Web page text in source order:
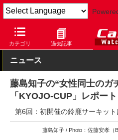
カテゴリ 過去記事
Car Watch モータースポーツ
ニュース
藤島知子の“女性同士のガ
「KYOJO-CUP」レポート
第6回：初開催の鈴鹿サーキッ
藤島知子 Photo：佐藤安孝（